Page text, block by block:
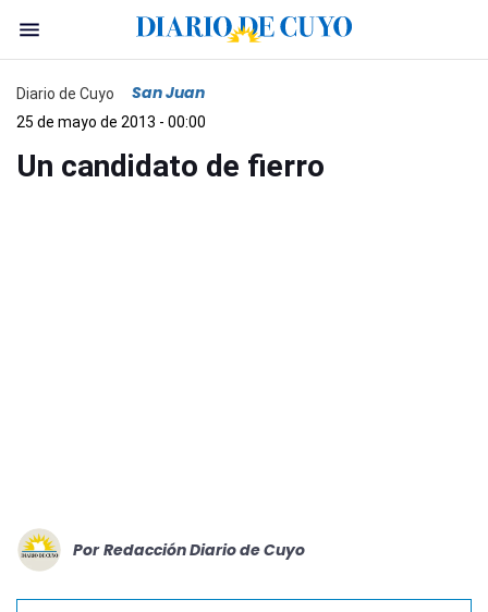
Diario de Cuyo San Juan
25 de mayo de 2013 - 00:00
Un candidato de fierro
Por Redacción Diario de Cuyo